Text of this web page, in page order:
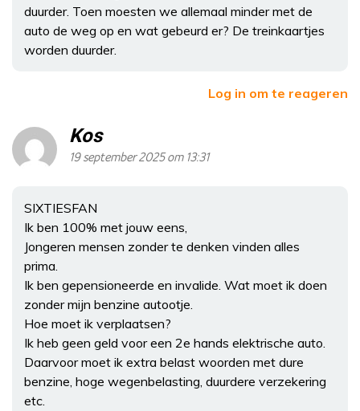
duurder. Toen moesten we allemaal minder met de
auto de weg op en wat gebeurd er? De treinkaartjes
worden duurder.
Log in om te reageren
Kos
19 september 2025 om 13:31
SIXTIESFAN
Ik ben 100% met jouw eens,
Jongeren mensen zonder te denken vinden alles
prima.
Ik ben gepensioneerde en invalide. Wat moet ik doen
zonder mijn benzine autootje.
Hoe moet ik verplaatsen?
Ik heb geen geld voor een 2e hands elektrische auto.
Daarvoor moet ik extra belast woorden met dure
benzine, hoge wegenbelasting, duurdere verzekering
etc.